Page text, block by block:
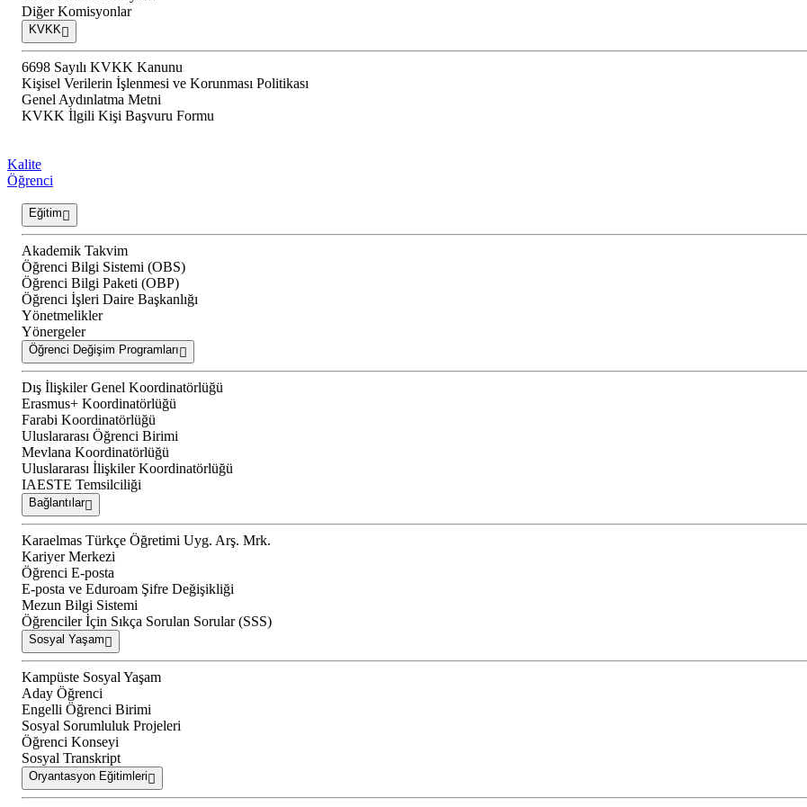
Diğer Komisyonlar
KVKK
6698 Sayılı KVKK Kanunu
Kişisel Verilerin İşlenmesi ve Korunması Politikası
Genel Aydınlatma Metni
KVKK İlgili Kişi Başvuru Formu
Kalite
Öğrenci
Eğitim
Akademik Takvim
Öğrenci Bilgi Sistemi (OBS)
Öğrenci Bilgi Paketi (OBP)
Öğrenci İşleri Daire Başkanlığı
Yönetmelikler
Yönergeler
Öğrenci Değişim Programları
Dış İlişkiler Genel Koordinatörlüğü
Erasmus+ Koordinatörlüğü
Farabi Koordinatörlüğü
Uluslararası Öğrenci Birimi
Mevlana Koordinatörlüğü
Uluslararası İlişkiler Koordinatörlüğü
IAESTE Temsilciliği
Bağlantılar
Karaelmas Türkçe Öğretimi Uyg. Arş. Mrk.
Kariyer Merkezi
Öğrenci E-posta
E-posta ve Eduroam Şifre Değişikliği
Mezun Bilgi Sistemi
Öğrenciler İçin Sıkça Sorulan Sorular (SSS)
Sosyal Yaşam
Kampüste Sosyal Yaşam
Aday Öğrenci
Engelli Öğrenci Birimi
Sosyal Sorumluluk Projeleri
Öğrenci Konseyi
Sosyal Transkript
Oryantasyon Eğitimleri